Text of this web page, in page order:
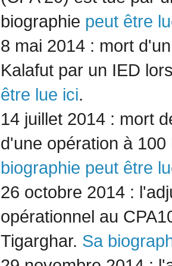
biographie peut être
8 mai 2014 : mort
Kalafut par un IED
être lue ici.
14 juillet 2014 : mort
d'une opération à
biographie peut être
26 octobre 2014 :
opérationnel au
Tigarghar. Sa